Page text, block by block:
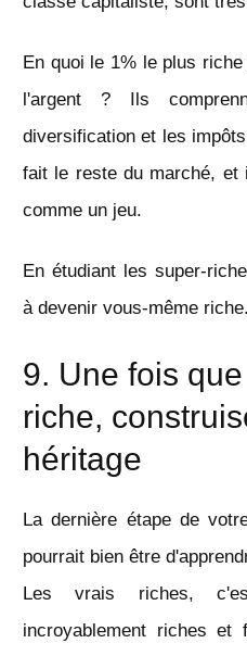
En quoi le 1% le plus
l'argent ? Ils
diversification et les
fait le reste du marché, et
comme un jeu.
En étudiant les super-
à devenir vous-même riche.
9. Une fois
riche,
héritage
La dernière étape de
pourrait bien être
Les vrais riches,
incroyablement riches et